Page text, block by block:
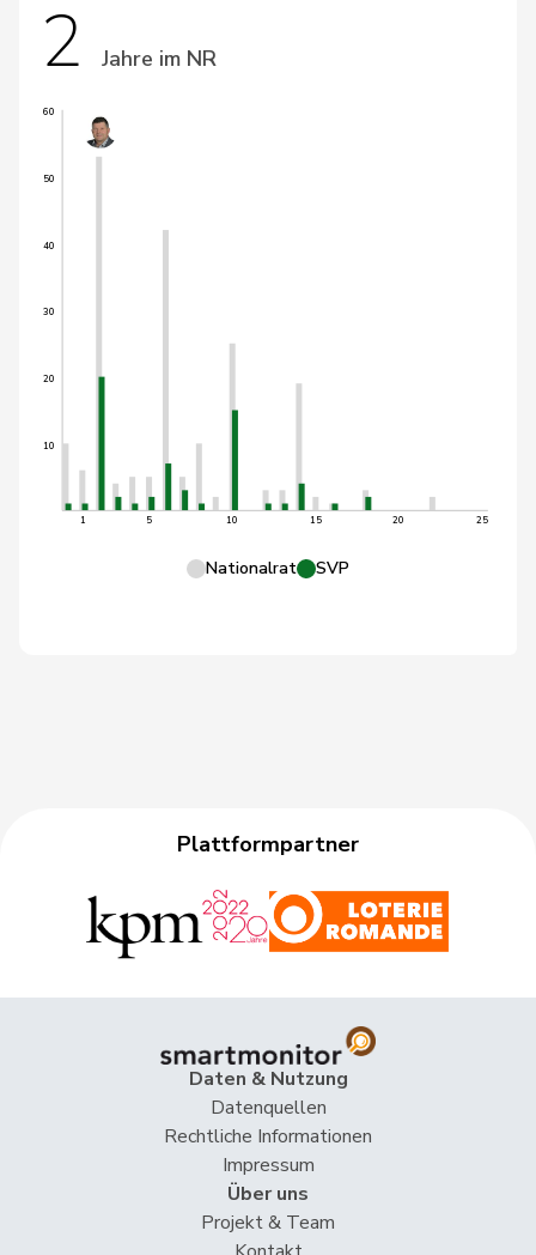
2 Jahre im NR
10
20
30
40
50
60
1 5 10 15 20 25
Nationalrat SVP
Plattformpartner
Daten & Nutzung
Datenquellen
Rechtliche Informationen
Impressum
Über uns
Projekt & Team